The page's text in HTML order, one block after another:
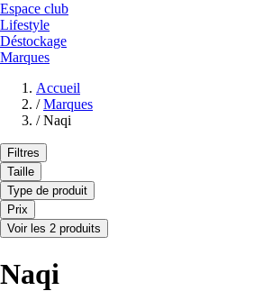
Espace club
Lifestyle
Déstockage
Marques
Accueil
/ Marques
/ Naqi
Filtres
Taille
Type de produit
Prix
Voir les 2 produits
Naqi